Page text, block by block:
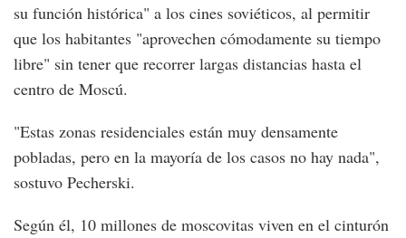
su función histórica" a los cines soviéticos, al permitir
que los habitantes "aprovechen cómodamente su tiempo
libre" sin tener que recorrer largas distancias hasta el
centro de Moscú.
"Estas zonas residenciales están muy densamente
pobladas, pero en la mayoría de los casos no hay nada",
sostuvo Pecherski.
Según él, 10 millones de moscovitas viven en el cinturón